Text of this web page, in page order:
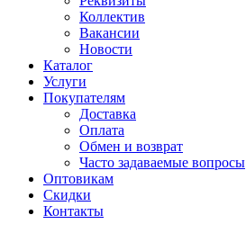
Коллектив
Вакансии
Новости
Каталог
Услуги
Покупателям
Доставка
Оплата
Обмен и возврат
Часто задаваемые вопросы
Оптовикам
Скидки
Контакты